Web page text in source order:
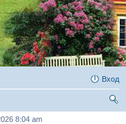
Вход
8:04 am